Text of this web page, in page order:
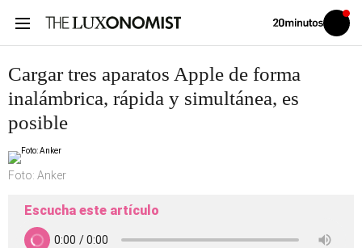
Volver
Iniciar
sesión
Cargar tres aparatos Apple de forma
inalámbrica, rápida y simultánea, es
posible
Foto: Anker
Escucha este artículo